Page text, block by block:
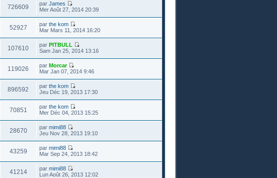
726609 par James
Mer Août 27, 2014 20:39
52927 par the kom
Mar Mars 11, 2014 16:20
107610 par PITBULL
Sam Jan 25, 2014 13:16
119026 par Morcar
Mar Jan 07, 2014 9:46
896592 par the kom
Jeu Déc 19, 2013 17:30
70851 par the kom
Mer Déc 04, 2013 15:25
28670 par mimi88
Jeu Nov 28, 2013 19:10
43259 par mimi88
Mar Sep 24, 2013 18:42
41214 par mimi88
Lun Août 26, 2013 12:02